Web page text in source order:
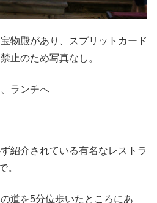
物殿があり、スプリットカード
止のため写真なし。
ランチへ
紹介されている有名なレストラ
。
道を5分位歩いたところにあ